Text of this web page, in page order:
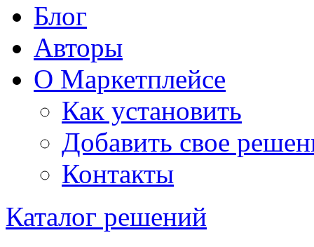
Блог
Авторы
О Маркетплейсе
Как установить
Добавить свое
Контакты
Каталог решений